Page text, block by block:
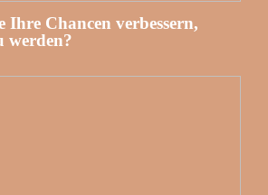
Ihre Chancen verbessern,
werden?